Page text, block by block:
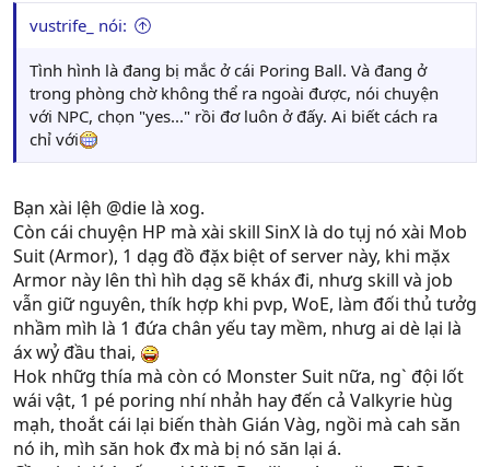
mík, và dẫn đến nhữg chuyện như bi h đây.
Còn chuyện đồ đạx thì Bunk giải thík rõ hơn đây:
_ Custom Enchanger: 10 SC = 1 Item
_ Xero Enchanger: 10 HC = 1 Item
_ 1 HC = 250 - 300 SC => đồ Xero sẽ xịn hơn rất nhìu đối
với Custom.
nên đổi từ NPC thì nó sẽ ra Random, và đúg 10 HC nó
mới đổi đx, nếu như mua từ player kháx thì chỉ cần 6-
9HC là có rùj.
_ Đối với mỗi class kháx nhau sẽ sử dụg đồ fù hợp với
class of mìh đag chơi. VD: LK, Pal hok bao h xài đồ +Int,
Wiz, HP hok bao h xài đồ +Str. Bạn nên thảm khảo list
Item trên 4rum SeireiteiRO.
Đây là cák vào:
+www.seireitei-ro.net/board
+ Đăg nhập ID, pass
+ Kéo xuốg kiếm box có đề là Guides
+ Rùj kiếm topic MegaThreads trog box Guides đó sẽ
vustrife_ nói:
Tình hình là đang bị mắc ở cái Poring Ball. Và đang ở
trong phòng chờ không thể ra ngoài được, nói chuyện
với NPC, chọn "yes..." rồi đơ luôn ở đấy. Ai biết cách ra
chỉ với
Bạn xài lệh @die là xog.
Còn cái chuyện HP mà xài skill SinX là do tụj nó xài Mob
Suit (Armor), 1 dạg đồ đặx biệt of server này, khi mặx
Armor này lên thì hìh dạg sẽ kháx đi, nhưg skill và job
vẫn giữ nguyên, thík hợp khi pvp, WoE, làm đối thủ tưởg
nhầm mìh là 1 đứa chân yếu tay mềm, nhưg ai dè lại là
áx wỷ đầu thai,
Hok nhữg thía mà còn có Monster Suit nữa, ng` đội lốt
wái vật, 1 pé poring nhí nhảh hay đến cả Valkyrie hùg
mạh, thoắt cái lại biến thàh Gián Vàg, ngồi mà cah săn
nó ih, mìh săn hok đx mà bị nó săn lại á.